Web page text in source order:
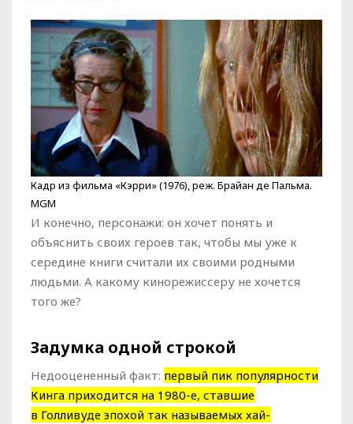
Кадр из фильма «Кэрри» (1976), реж. Брайан де Пальма.
MGM
И конечно, персонажи: он хочет понять и
объяснить своих героев так, чтобы мы уже к
середине книги считали их своими родными
людьми. А какому кинорежиссеру не хочется
того же?
Задумка одной строкой
Недооцененный факт: первый пик популярности
Кинга приходится на 1980-е, ставшие
в Голливуде эпохой так называемых хай-